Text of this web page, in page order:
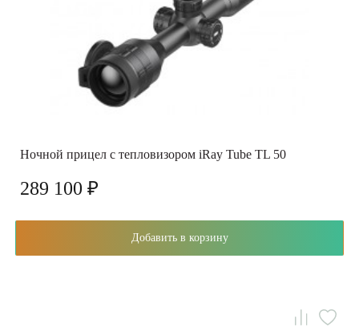
Ночной прицел с тепловизором iRay Tube TL 50
289 100 ₽
Добавить в корзину